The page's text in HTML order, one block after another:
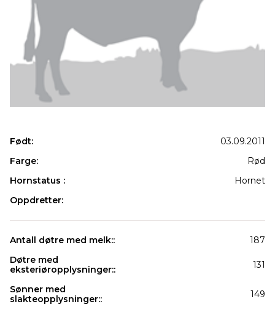
Født:
03.09.2011
Farge:
Rød
Hornstatus :
Hornet
Oppdretter:
Antall døtre med melk::
187
Døtre med
eksteriøropplysninger::
131
Sønner med
slakteopplysninger::
149